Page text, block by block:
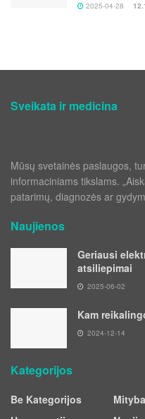
2025-04-28
Sveikata ir medicina
Mūsų svetainės paslaugos,
informaciniams tikslams.
patarimų, diagnozės ar
Naujienos
Geriausi
atsiliepimai
2025-06-02
Kam
2024-12-14
Kategorijos
Be Kategorijos
Mityba